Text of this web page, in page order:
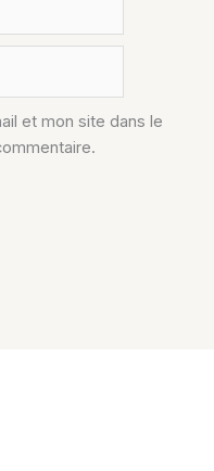
et mon site dans le